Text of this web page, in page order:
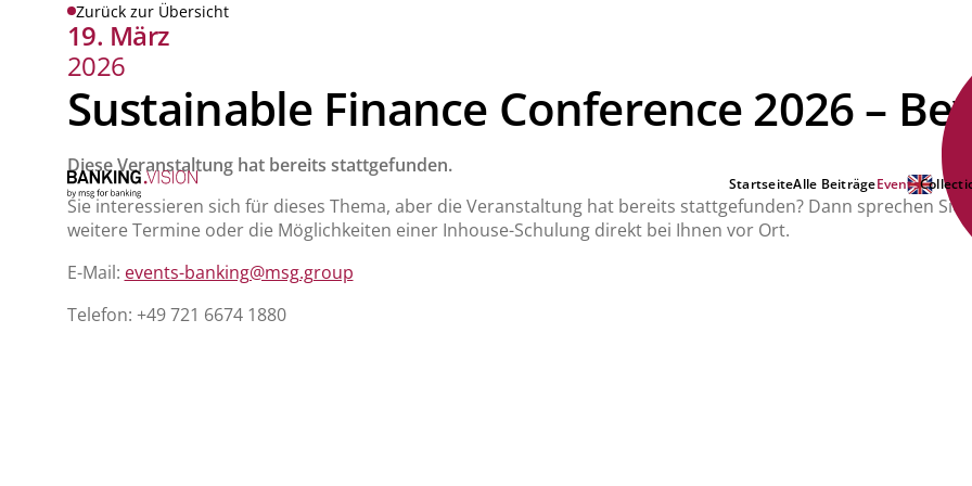
StartseiteAlle BeiträgeEvents
Zurück zur Übersicht
19. März
2026
Sustainable Finance Conference 2026 –
Diese Veranstaltung hat bereits stattgefunden.
Sie interessieren sich für dieses Thema, aber die Veranstaltung hat bereits stattgefunden? Dann sprechen
weitere Termine oder die Möglichkeiten einer Inhouse-Schulung direkt bei Ihnen vor Ort.
E-Mail: events-banking@msg.group
Telefon: +49 721 6674 1880